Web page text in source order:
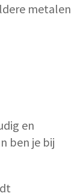
metalen
en
ben je bij